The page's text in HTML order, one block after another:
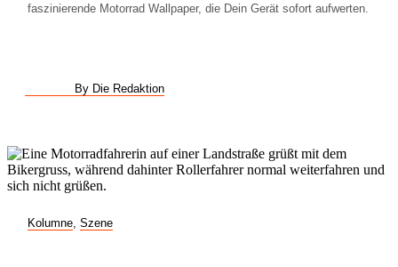
faszinierende Motorrad Wallpaper, die Dein Gerät sofort aufwerten.
By Die Redaktion
Kolumne Szene